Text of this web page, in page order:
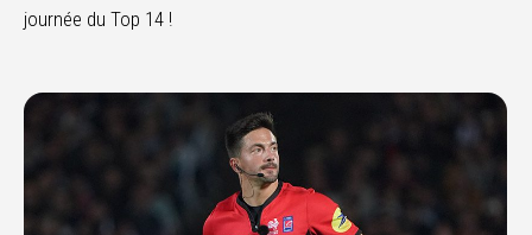
journée du Top 14 !